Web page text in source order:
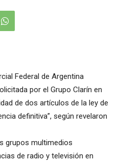
Federal de Argentina
por el Grupo Clarín en
de dos artículos de la ley de
definitiva”, según revelaron
grupos multimedios
de radio y televisión en